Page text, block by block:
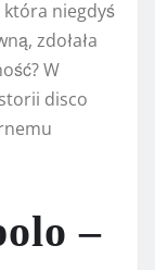
która niegdyś
zdołała
W
disco
–